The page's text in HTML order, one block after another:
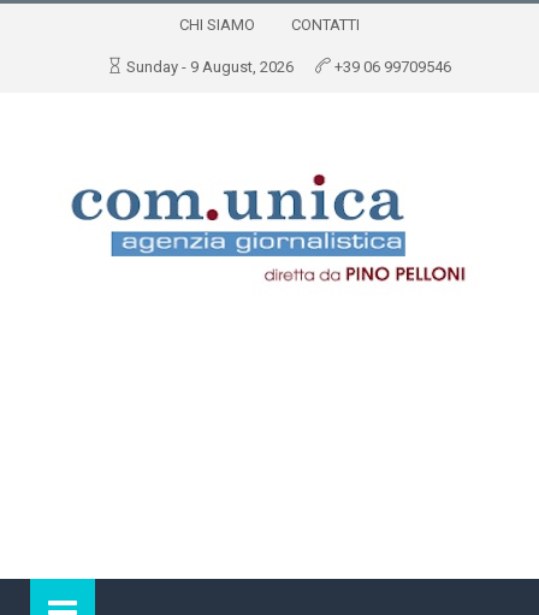
CHI SIAMO CONTATTI
Sunday - 9 August, 2026 +39 06 99709546